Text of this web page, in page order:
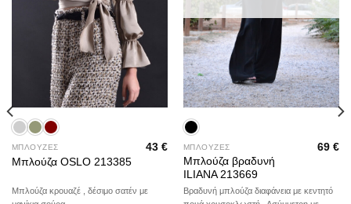
ΜΠΛΟΥΖΕΣ
Μπλούζα OSLO 213385
43€
Μπλούζα κρουαζέ , δέσιμο σατέν με
ΜΠΛΟΥΖΕΣ
Μπλούζα βραδυνή
ILIANA 213669
69€
Βραδυνή μπλούζα διαφάνεια με κεντητό